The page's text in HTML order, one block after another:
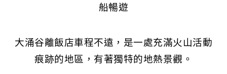
船暢遊
大涌谷離飯店車程不遠，是一處充滿火山活動
痕跡的地區，有著獨特的地熱景觀。